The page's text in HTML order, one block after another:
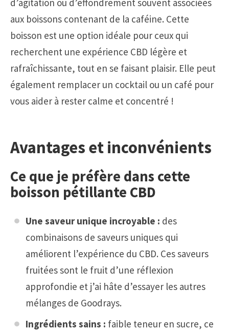
d’agitation ou d’effondrement souvent associées
aux boissons contenant de la caféine. Cette
boisson est une option idéale pour ceux qui
recherchent une expérience CBD légère et
rafraîchissante, tout en se faisant plaisir. Elle peut
également remplacer un cocktail ou un café pour
vous aider à rester calme et concentré !
Avantages et inconvénients
Ce que je préfère dans cette
boisson pétillante CBD
Une saveur unique incroyable : des
combinaisons de saveurs uniques qui
améliorent l’expérience du CBD. Ces saveurs
fruitées sont le fruit d’une réflexion
approfondie et j’ai hâte d’essayer les autres
mélanges de Goodrays.
Ingrédients sains : faible teneur en sucre, ce